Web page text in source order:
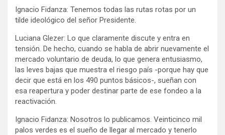
Ignacio Fidanza: Tenemos todas las rutas rotas por un
tilde ideológico del señor Presidente.
Luciana Glezer: Lo que claramente discute y entra en
tensión. De hecho, cuando se habla de abrir nuevamente el
mercado voluntario de deuda, lo que genera entusiasmo,
las leves bajas que muestra el riesgo país -porque hay que
decir que está en los 490 puntos básicos-, sueñan con
esa reapertura y poder destinar parte de ese fondeo a la
reactivación.
Ignacio Fidanza: Nosotros lo publicamos. Veinticinco mil
palos verdes es el sueño de llegar al mercado y tenerlo